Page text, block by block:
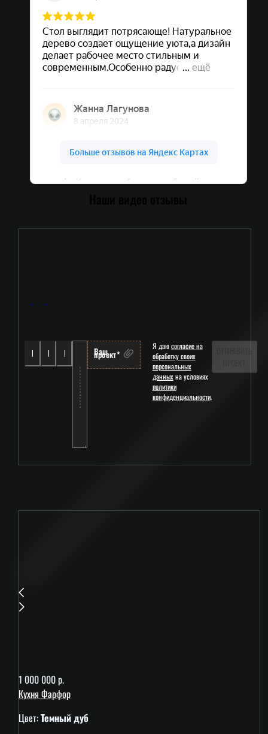
Арт Мастер на карте Севастополя — Яндекс Карты
Ваш
проект*
Я даюсогласие на
обработку своих
персональных
данныхна условиях
политики
конфиденциальности.
1 000 000 р.
Кухня Фарфор
Цвет:Темный дуб